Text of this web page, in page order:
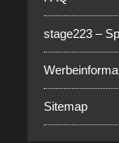
stage223 –
Sitemap